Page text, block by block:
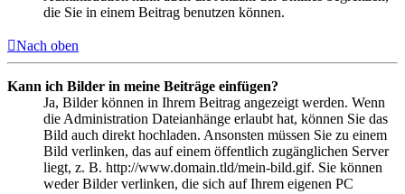
die Sie in einem Beitrag benutzen können.
Nach oben
Kann ich Bilder in meine Beiträge einfügen?
Ja, Bilder können in Ihrem Beitrag angezeigt werden. Wenn
die Administration Dateianhänge erlaubt hat, können Sie das
Bild auch direkt hochladen. Ansonsten müssen Sie zu einem
Bild verlinken, das auf einem öffentlich zugänglichen Server
liegt, z. B. http://www.domain.tld/mein-bild.gif. Sie können
weder Bilder verlinken, die sich auf Ihrem eigenen PC